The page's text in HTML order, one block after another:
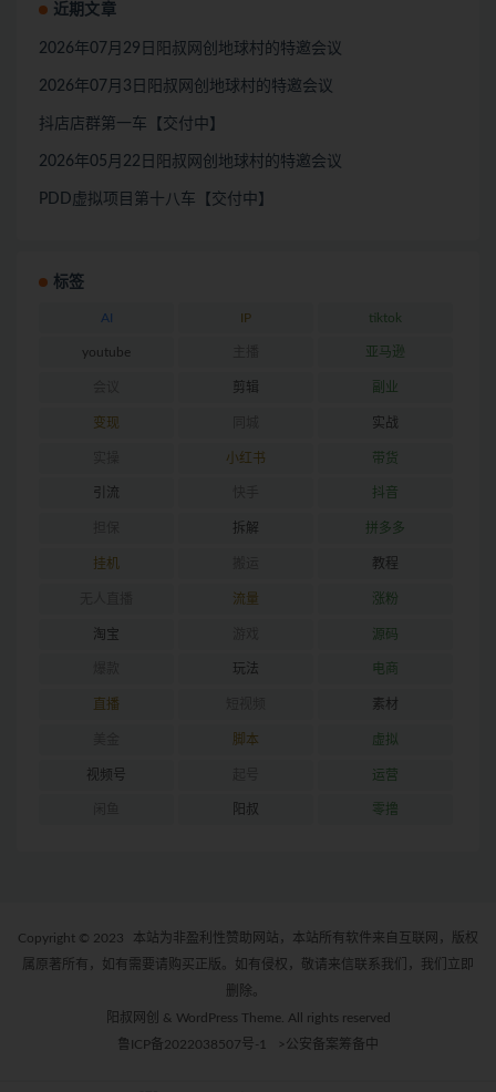
近期文章
2026年07月29日阳叔网创地球村的特邀会议
2026年07月3日阳叔网创地球村的特邀会议
抖店店群第一车【交付中】
2026年05月22日阳叔网创地球村的特邀会议
PDD虚拟项目第十八车【交付中】
标签
AI IP tiktok
youtube 亚马逊
剪辑 副业
变现 实战
小红书 带货
引流 抖音
拆解 拼多多
挂机 教程
流量 涨粉
淘宝 源码
玩法 电商
直播 素材
脚本 虚拟
视频号 运营
阳叔 零撸
Copyright © 2023
本站为非盈利性赞助网站，本站所有软件来自互联网，版权
属原著所有，如有需要请购买正版。如有侵权，敬请来信联系我们，我们立即
删除。
阳叔网创 & WordPress Theme. All rights reserved
鲁ICP备2022038507号-1
>公安备案筹备中